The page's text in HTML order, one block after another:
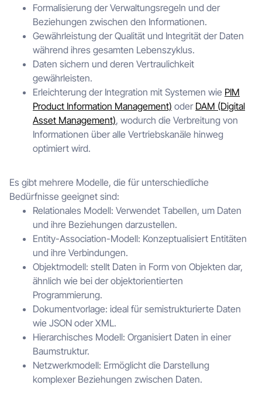
Formalisierung der Verwaltungsregeln und der
Beziehungen zwischen den Informationen.
Gewährleistung der Qualität und Integrität der Daten
während ihres gesamten Lebenszyklus.
Daten sichern und deren Vertraulichkeit
gewährleisten.
Erleichterung der Integration mit Systemen wie PIM
Product Information Management) oder DAM (Digital
Asset Management), wodurch die Verbreitung von
Informationen über alle Vertriebskanäle hinweg
optimiert wird.
Es gibt mehrere Modelle, die für unterschiedliche
Bedürfnisse geeignet sind:
Relationales Modell: Verwendet Tabellen, um Daten
und ihre Beziehungen darzustellen.
Entity-Association-Modell: Konzeptualisiert Entitäten
und ihre Verbindungen.
Objektmodell: stellt Daten in Form von Objekten dar,
ähnlich wie bei der objektorientierten
Programmierung.
Dokumentvorlage: ideal für semistrukturierte Daten
wie JSON oder XML.
Hierarchisches Modell: Organisiert Daten in einer
Baumstruktur.
Netzwerkmodell: Ermöglicht die Darstellung
komplexer Beziehungen zwischen Daten.